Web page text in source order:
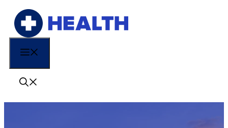
Sari
conținut